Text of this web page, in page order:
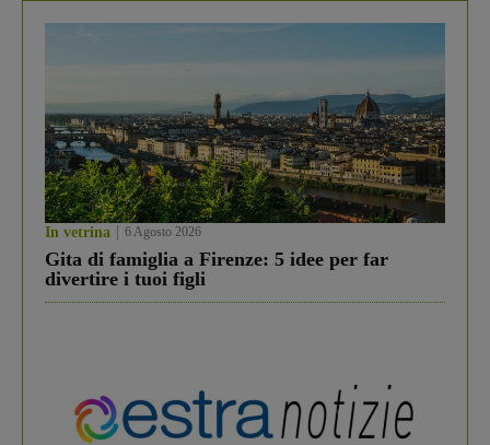
In vetrina 6 Agosto 2026
Gita di famiglia a Firenze: 5 idee per far
divertire i tuoi figli